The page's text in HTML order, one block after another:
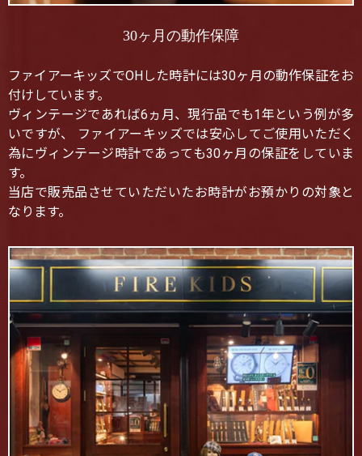
30ヶ月の動作保障
ファイアーキッズでOHした時計には30ヶ月の動作保証をお
付けしています。
ヴィンテージであれば6ヵ月、現行品でも1年という例が多
いですが、 ファイアーキッズでは安心してご使用いただく
為にヴィンテージ時計であっても30ヶ月の保証をしていま
す。
当店で販売品させていただいたお時計がお預かりの対象と
なります。